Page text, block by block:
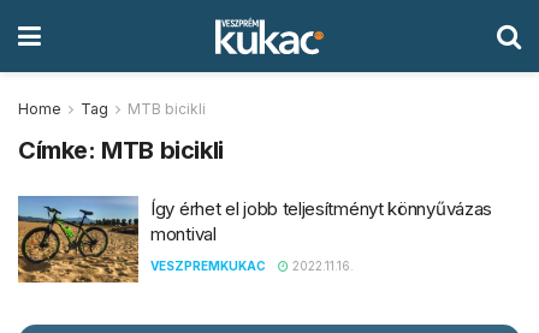
Home Tag MTB bicikli
Címke: MTB bicikli
Így érhet el jobb teljesítményt könnyűvázas
montival
VESZPREMKUKAC 2022.11.16.